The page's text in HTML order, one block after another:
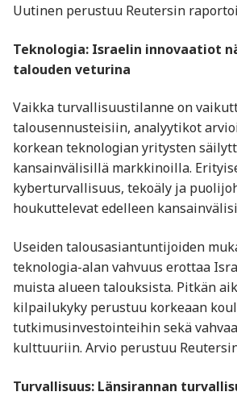
Uutinen perustuu Reutersin
Teknologia: Israelin innovaatiot
talouden veturina
Vaikka turvallisuustilanne on
talousennusteisiin, analyytikot
korkean teknologian yritysten
kansainvälisillä markkinoilla.
kyberturvallisuus, tekoäly ja
houkuttelevat edelleen
Useiden talousasiantuntijoiden
teknologia-alan vahvuus erottaa
muista alueen talouksista. Pitkän
kilpailukyky perustuu korkeaan
tutkimusinvestointeihin sekä
kulttuuriin. Arvio perustuu
Turvallisuus: Länsirannan